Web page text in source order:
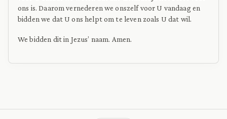
ons is. Daarom vernederen we onszelf voor U vandaag en
bidden we dat U ons helpt om te leven zoals U dat wil.
We bidden dit in Jezus’ naam. Amen.